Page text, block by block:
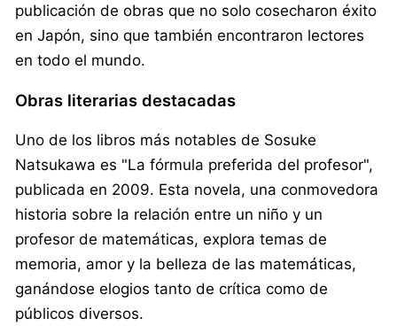
publicación de obras que no solo cosecharon éxito
en Japón, sino que también encontraron lectores
en todo el mundo.
Obras literarias destacadas
Uno de los libros más notables de Sosuke
Natsukawa es "La fórmula preferida del profesor",
publicada en 2009. Esta novela, una conmovedora
historia sobre la relación entre un niño y un
profesor de matemáticas, explora temas de
memoria, amor y la belleza de las matemáticas,
ganándose elogios tanto de crítica como de
públicos diversos.